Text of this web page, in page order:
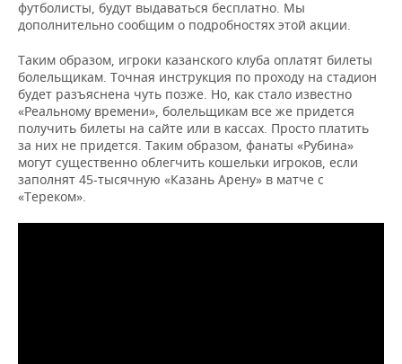
футболисты, будут выдаваться бесплатно. Мы
дополнительно сообщим о подробностях этой акции.
Таким образом, игроки казанского клуба оплатят билеты
болельщикам. Точная инструкция по проходу на стадион
будет разъяснена чуть позже. Но, как стало известно
«Реальному времени», болельщикам все же придется
получить билеты на сайте или в кассах. Просто платить
за них не придется. Таким образом, фанаты «Рубина»
могут существенно облегчить кошельки игроков, если
заполнят 45-тысячную «Казань Арену» в матче с
«Тереком».